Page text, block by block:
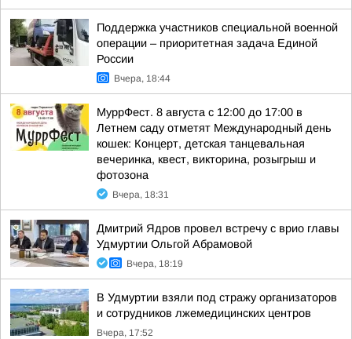
Поддержка участников специальной военной
операции – приоритетная задача Единой
России
Вчера, 18:44
МуррФест. 8 августа с 12:00 до 17:00 в
Летнем саду отметят Международный день
кошек: Концерт, детская танцевальная
вечеринка, квест, викторина, розыгрыш и
фотозона
Вчера, 18:31
Дмитрий Ядров провел встречу с врио главы
Удмуртии Ольгой Абрамовой
Вчера, 18:19
В Удмуртии взяли под стражу организаторов
и сотрудников лжемедицинских центров
Вчера, 17:52